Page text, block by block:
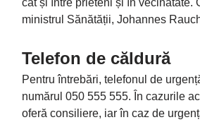
ministrul Sănătății, Johannes
Telefon de căldură
Pentru întrebări, telefonul de
numărul 050 555 555. În cazurile
oferă consiliere, iar în caz de